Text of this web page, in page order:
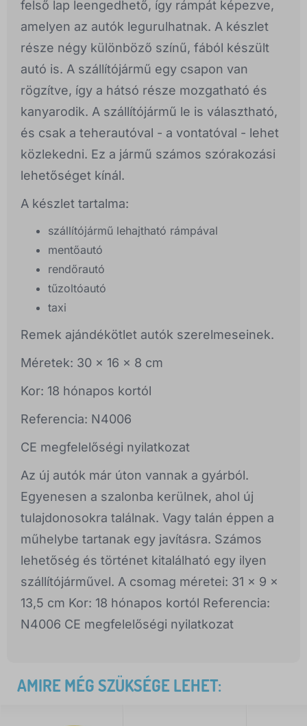
felső lap leengedhető, így rámpát képezve,
amelyen az autók legurulhatnak. A készlet
része négy különböző színű, fából készült
autó is. A szállítójármű egy csapon van
rögzítve, így a hátsó része mozgatható és
kanyarodik. A szállítójármű le is választható,
és csak a teherautóval - a vontatóval - lehet
közlekedni. Ez a jármű számos szórakozási
lehetőséget kínál.
A készlet tartalma:
szállítójármű lehajtható rámpával
mentőautó
rendőrautó
tűzoltóautó
taxi
Remek ajándékötlet autók szerelmeseinek.
Méretek: 30 x 16 x 8 cm
Kor: 18 hónapos kortól
Referencia: N4006
CE megfelelőségi nyilatkozat
Az új autók már úton vannak a gyárból.
Egyenesen a szalonba kerülnek, ahol új
tulajdonosokra találnak. Vagy talán éppen a
műhelybe tartanak egy javításra. Számos
lehetőség és történet kitalálható egy ilyen
szállítójárművel. A csomag méretei: 31 x 9 x
13,5 cm Kor: 18 hónapos kortól Referencia:
N4006 CE megfelelőségi nyilatkozat
AMIRE MÉG SZÜKSÉGE LEHET: